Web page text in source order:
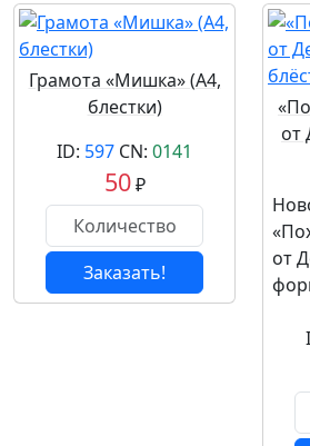
Грамота «Мишка» (А4,
блестки)
ID: 597 CN: 0141
50₽
Заказать!
от
от